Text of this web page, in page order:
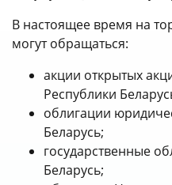
В настоящее время на
могут обращаться:
акции открытых
Республики
облигации
Беларусь;
государственные
Беларусь;